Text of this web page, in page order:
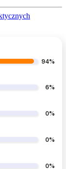
94%
6%
0%
0%
0%